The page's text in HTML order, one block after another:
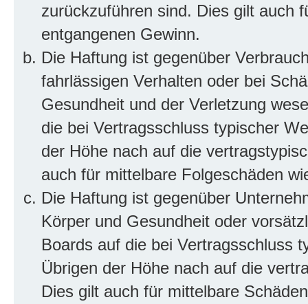
zurückzuführen sind. Dies gilt auch
entgangenen Gewinn.
Die Haftung ist gegenüber
fahrlässigen Verhalten oder bei
Gesundheit und der Verletzung
die bei Vertragsschluss typischer
der Höhe nach auf die
auch für mittelbare Folgeschäden
Die Haftung ist gegenüber
Körper und Gesundheit oder
Boards auf die bei Vertragsschluss
Übrigen der Höhe nach auf die
Dies gilt auch für mittelbare